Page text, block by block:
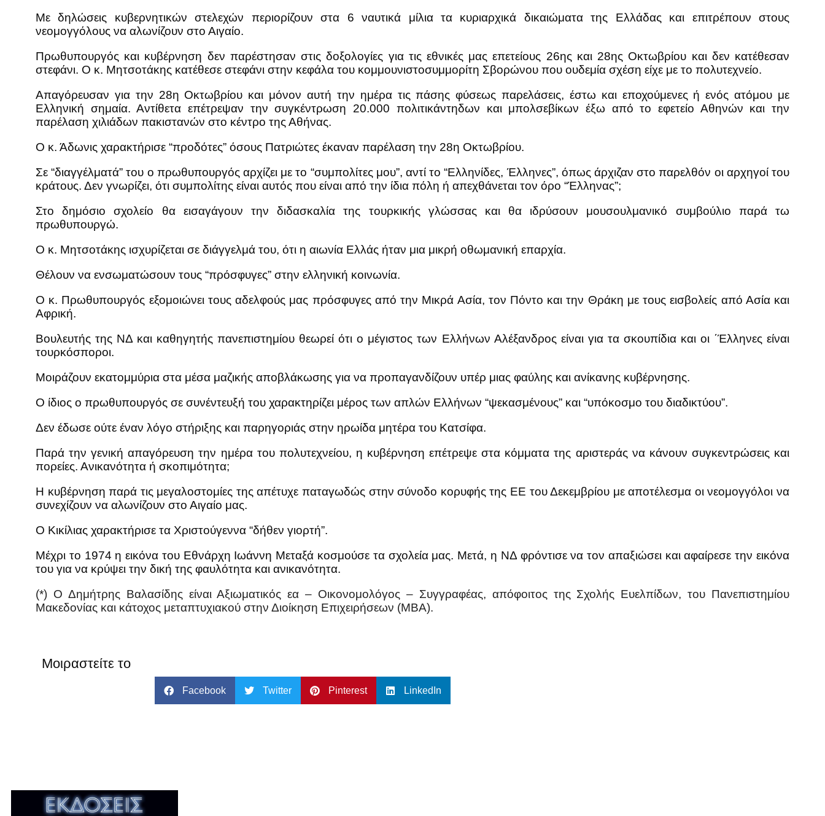
Με δηλώσεις κυβερνητικών στελεχών περιορίζουν στα 6 ναυτικά μίλια τα κυριαρχικά δικαιώματα της Ελλάδας και επιτρέπουν στους
νεομογγόλους να αλωνίζουν στο Αιγαίο.
Πρωθυπουργός και κυβέρνηση δεν παρέστησαν στις δοξολογίες για τις εθνικές μας επετείους 26ης και 28ης Οκτωβρίου και δεν κατέθεσαν
στεφάνι. Ο κ. Μητσοτάκης κατέθεσε στεφάνι στην κεφάλα του κομμουνιστοσυμμορίτη Σβορώνου που ουδεμία σχέση είχε με το πολυτεχνείο.
Απαγόρευσαν για την 28η Οκτωβρίου και μόνον αυτή την ημέρα τις πάσης φύσεως παρελάσεις, έστω και εποχούμενες ή ενός ατόμου με
Ελληνική σημαία. Αντίθετα επέτρεψαν την συγκέντρωση 20.000 πολιτικάντηδων και μπολσεβίκων έξω από το εφετείο Αθηνών και την
παρέλαση χιλιάδων πακιστανών στο κέντρο της Αθήνας.
Ο κ. Άδωνις χαρακτήρισε “προδότες” όσους Πατριώτες έκαναν παρέλαση την 28η Οκτωβρίου.
Σε “διαγγέλματά” του ο πρωθυπουργός αρχίζει με το “συμπολίτες μου”, αντί το “Ελληνίδες, Έλληνες”, όπως άρχιζαν στο παρελθόν οι αρχηγοί του
κράτους. Δεν γνωρίζει, ότι συμπολίτης είναι αυτός που είναι από την ίδια πόλη ή απεχθάνεται τον όρο “Έλληνας”;
Στο δημόσιο σχολείο θα εισαγάγουν την διδασκαλία της τουρκικής γλώσσας και θα ιδρύσουν μουσουλμανικό συμβούλιο παρά τω
πρωθυπουργώ.
Ο κ. Μητσοτάκης ισχυρίζεται σε διάγγελμά του, ότι η αιωνία Ελλάς ήταν μια μικρή οθωμανική επαρχία.
Θέλουν να ενσωματώσουν τους “πρόσφυγες” στην ελληνική κοινωνία.
Ο κ. Πρωθυπουργός εξομοιώνει τους αδελφούς μας πρόσφυγες από την Μικρά Ασία, τον Πόντο και την Θράκη με τους εισβολείς από Ασία και
Αφρική.
Βουλευτής της ΝΔ και καθηγητής πανεπιστημίου θεωρεί ότι ο μέγιστος των Ελλήνων Αλέξανδρος είναι για τα σκουπίδια και οι ΄Έλληνες είναι
τουρκόσποροι.
Μοιράζουν εκατομμύρια στα μέσα μαζικής αποβλάκωσης για να προπαγανδίζουν υπέρ μιας φαύλης και ανίκανης κυβέρνησης.
Ο ίδιος ο πρωθυπουργός σε συνέντευξή του χαρακτηρίζει μέρος των απλών Ελλήνων “ψεκασμένους” και “υπόκοσμο του διαδικτύου”.
Δεν έδωσε ούτε έναν λόγο στήριξης και παρηγοριάς στην ηρωίδα μητέρα του Κατσίφα.
Παρά την γενική απαγόρευση την ημέρα του πολυτεχνείου, η κυβέρνηση επέτρεψε στα κόμματα της αριστεράς να κάνουν συγκεντρώσεις και
πορείες. Ανικανότητα ή σκοπιμότητα;
Η κυβέρνηση παρά τις μεγαλοστομίες της απέτυχε παταγωδώς στην σύνοδο κορυφής της ΕΕ του Δεκεμβρίου με αποτέλεσμα οι νεομογγόλοι να
συνεχίζουν να αλωνίζουν στο Αιγαίο μας.
Ο Κικίλιας χαρακτήρισε τα Χριστούγεννα “δήθεν γιορτή”.
Μέχρι το 1974 η εικόνα του Εθνάρχη Ιωάννη Μεταξά κοσμούσε τα σχολεία μας. Μετά, η ΝΔ φρόντισε να τον απαξιώσει και αφαίρεσε την εικόνα
του για να κρύψει την δική της φαυλότητα και ανικανότητα.
(*) Ο Δημήτρης Βαλασίδης είναι Αξιωματικός εα – Οικονομολόγος – Συγγραφέας, απόφοιτος της Σχολής Ευελπίδων, του Πανεπιστημίου
Μακεδονίας και κάτοχος μεταπτυχιακού στην Διοίκηση Επιχειρήσεων (ΜΒΑ).
Μοιραστείτε το
Facebook Twitter Pinterest LinkedIn